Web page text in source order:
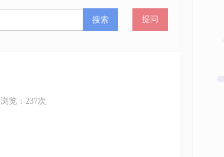
搜索 提问
浏览： 237次